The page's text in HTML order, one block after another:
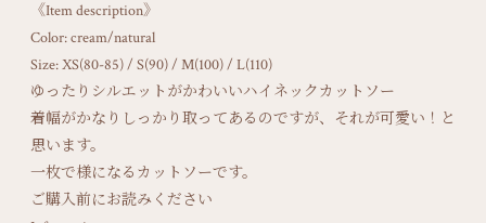
《Item description》
Color: cream/natural
Size: XS(80-85) / S(90) / M(100) / L(110)
ゆったりシルエットがかわいいハイネックカットソー
着幅がかなりしっかり取ってあるのですが、それが可愛い！と
思います。
一枚で様になるカットソーです。
ご購入前にお読みください